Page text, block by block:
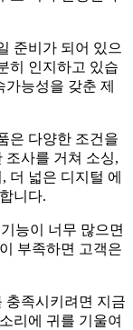
준비가 되어 있으
히 인지하고 있습
능성을 갖춘 제
은 다양한 조건을
조사를 거쳐 소싱,
더 넓은 디지털 에
니다.
능이 너무 많으면
부족하면 고객은
충족시키려면 지금
리에 귀를 기울여